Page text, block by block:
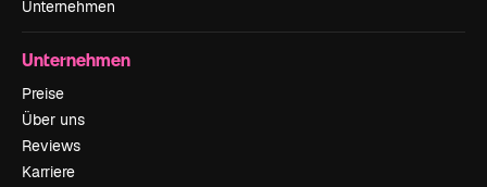
Unternehmen
Unternehmen
Preise
Über uns
Reviews
Karriere